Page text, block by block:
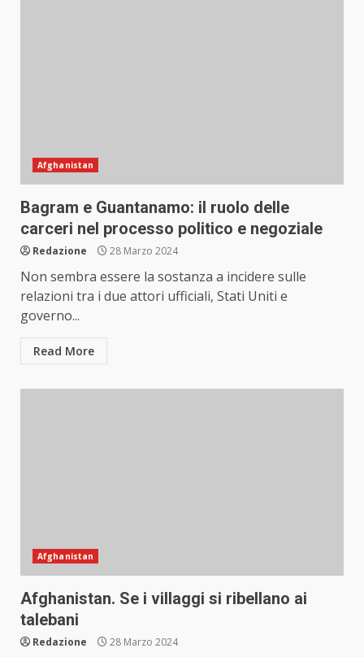
Afghanistan
Bagram e Guantanamo: il ruolo delle
carceri nel processo politico e negoziale
Redazione 28 Marzo 2024
Non sembra essere la sostanza a incidere sulle
relazioni tra i due attori ufficiali, Stati Uniti e
governo...
Read More
Afghanistan
Afghanistan. Se i villaggi si ribellano ai
talebani
Redazione 28 Marzo 2024